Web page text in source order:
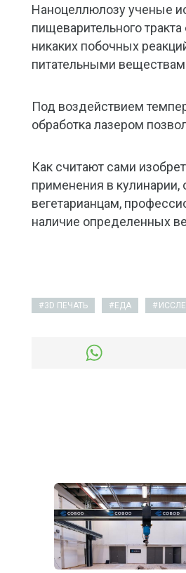
Наноцеллюлозу ученые
пищеварительного
никаких побочных
питательными
Под воздействием
обработка лазером
Как считают сами
применения в
вегетарианцам,
наличие определенных
3D ПЕЧАТЬ ЕДА